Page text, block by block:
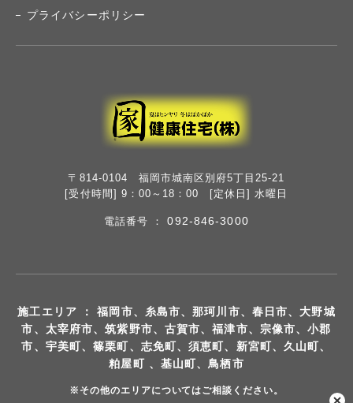
プライバシーポリシー
〒814-0104 福岡市城南区別府5丁目25-21
[受付時間] 9：00～18：00 [定休日] 水曜日
電話番号 ：092-846-3000
施工エリア ： 福岡市、糸島市、那珂川市、春日市、大野城
市、太宰府市、筑紫野市、古賀市、福津市、宗像市、小郡
市、宇美町、篠栗町、志免町、須恵町、新宮町、久山町、
粕屋町 、基山町、鳥栖市
※その他のエリアについてはご相談ください。